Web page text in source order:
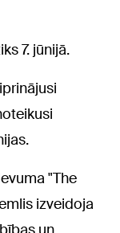
7. jūnijā.
"The
izveidoja